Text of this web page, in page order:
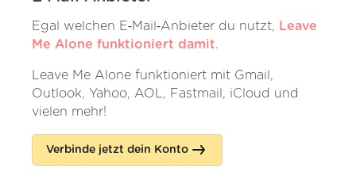
Egal welchen E‑Mail‑Anbieter du nutzt, Leave
Me Alone funktioniert damit.
Leave Me Alone funktioniert mit Gmail,
Outlook, Yahoo, AOL, Fastmail, iCloud und
vielen mehr!
Verbinde jetzt dein Konto